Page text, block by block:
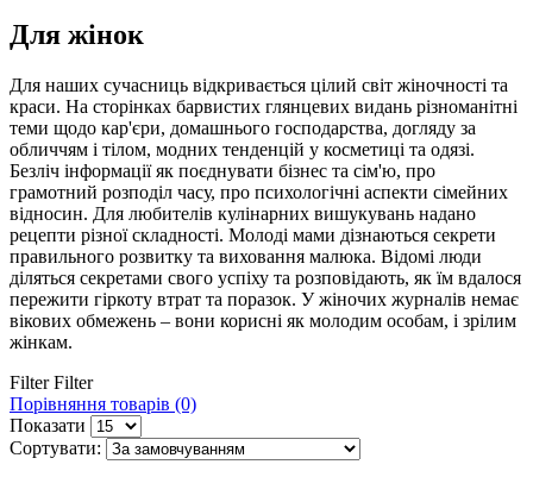
Для жінок
Для наших сучасниць відкривається цілий світ жіночності та
краси. На сторінках барвистих глянцевих видань різноманітні
теми щодо кар'єри, домашнього господарства, догляду за
обличчям і тілом, модних тенденцій у косметиці та одязі.
Безліч інформації як поєднувати бізнес та сім'ю, про
грамотний розподіл часу, про психологічні аспекти сімейних
відносин. Для любителів кулінарних вишукувань надано
рецепти різної складності. Молоді мами дізнаються секрети
правильного розвитку та виховання малюка. Відомі люди
діляться секретами свого успіху та розповідають, як їм вдалося
пережити гіркоту втрат та поразок. У жіночих журналів немає
вікових обмежень – вони корисні як молодим особам, і зрілим
жінкам.
Filter Filter
Порівняння товарів (0)
Показати
Сортувати: